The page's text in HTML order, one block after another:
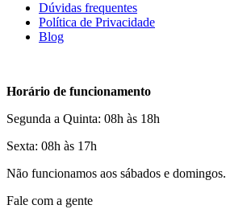
Dúvidas frequentes
Política de Privacidade
Blog
Horário de funcionamento
Segunda a Quinta: 08h às 18h
Sexta: 08h às 17h
Não funcionamos aos sábados e domingos.
Fale com a gente